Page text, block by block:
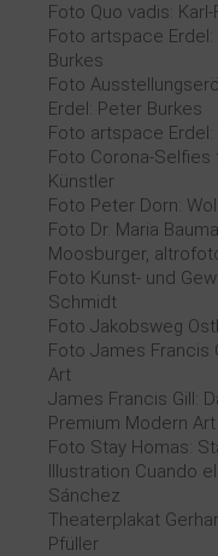
Foto Quo vadis:
Foto artspace Erdel:
Burkes
Foto
Erdel: Peter Burkes
Foto artspace
Foto Corona-Selfies
Künstler
Foto Peter Dorn:
Foto Dr. Maria
Moosburger,
Foto Kunst- und
Schmidt
Foto Jakobsweg
Foto James Francis
Art
James Francis Gill:
Premium Modern Art
Foto Stay Homas:
Illustration Cuando
Sánchez
Theaterplakat
Pfüller